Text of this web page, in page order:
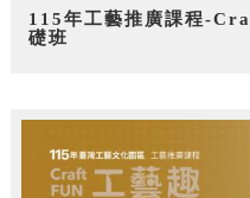
115年工藝推廣課程-
礎班